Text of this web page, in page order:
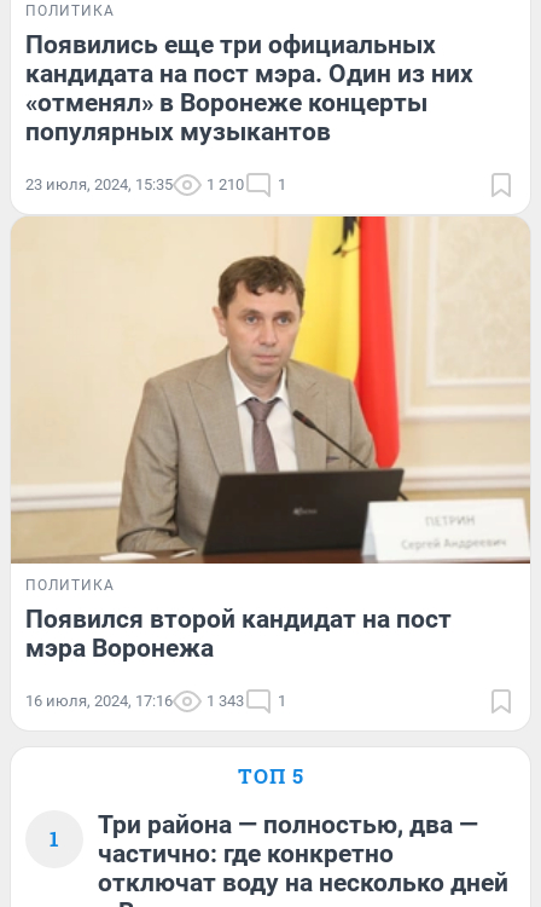
ПОЛИТИКА
Появились еще три официальных
кандидата на пост мэра. Один из них
«отменял» в Воронеже концерты
популярных музыкантов
23 июля, 2024, 15:35 1 210 1
ПОЛИТИКА
Появился второй кандидат на пост
мэра Воронежа
16 июля, 2024, 17:16 1 343 1
ТОП 5
1
Три района — полностью, два —
частично: где конкретно
отключат воду на несколько дней